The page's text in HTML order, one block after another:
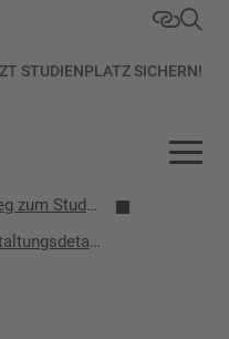
STUDIENPLATZ SICHERN!
Dein Weg zum Studium
Veranstaltungsdetails